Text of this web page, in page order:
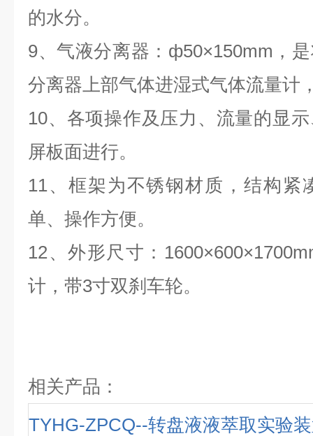
的水分。
9、气液分离器：ф50×150mm，
分离器上部气体进湿式气体流量计
10、各项操作及压力、流量的显
屏板面进行。
11、框架为不锈钢材质，结构紧
单、操作方便。
12、外形尺寸：
计，带3寸双刹车轮。
相关产品：
TYHG-ZPCQ--转盘液液萃取实验